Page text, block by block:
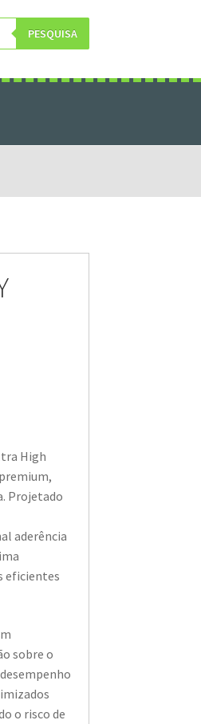
PESQUISA
High
Projetado
aderência
eficientes
sobre o
o risco de